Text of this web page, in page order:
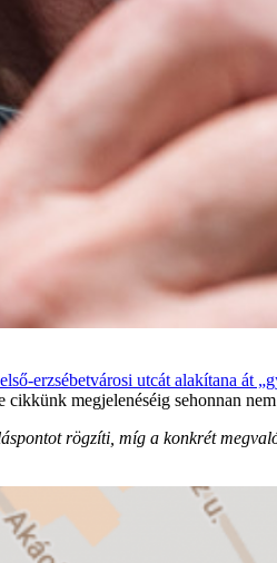
erzsébetvárosi utcát alakítana át
megjelenéséig sehonnan
rögzíti, míg a konkrét